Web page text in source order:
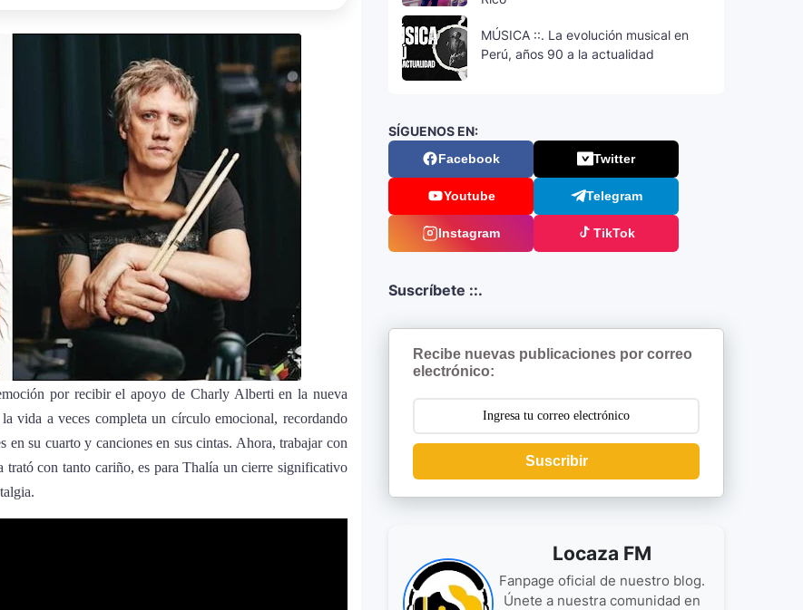
Palestina que vuelve a generar debate
una versión oscura y revolucionaria
el álbum urbano más esperado con DJ
El cantante aclara su situación
solo”
de iniciar su gira “DeBÍ TiRAR MáS FOToS
en Premios Juventud 2025 con un
por recibir el apoyo de Charly Alberti en la nueva
vida a veces completa un círculo emocional, recordando
en su cuarto y canciones en sus cintas. Ahora, trabajar con
con tanto cariño, es para Thalía un cierre significativo
MÚSICA ::. La evolución musical en
Perú, años 90 a la actualidad
SÍGUENOS EN:
Facebook Twitter
Youtube Telegram
Instagram TikTok
Suscríbete ::.
Recibe nuevas publicaciones por correo
electrónico:
Suscribir
Locaza FM
Fanpage oficial de nuestro blog.
Únete a nuestra comunidad en